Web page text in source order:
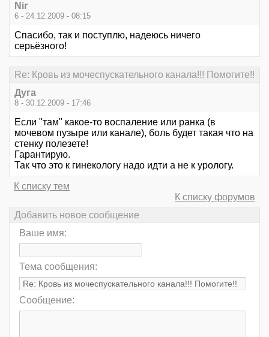
Nir
6 - 24.12.2009 - 08:15
Спасибо, так и поступлю, надеюсь ничего
серьёзного!
Re: Кровь из мочеспускательного канала!!! Помогите!!
Дуга
8 - 30.12.2009 - 17:46
Если "там" какое-то воспаление или ранка (в
мочевом пузыре или канале), боль будет такая что на
стенку полезете!
Гарантирую.
Так что это к гинекологу надо идти а не к урологу.
К списку тем
К списку форумов
Добавить новое сообщение
Ваше имя:
Тема сообщения:
Сообщение: